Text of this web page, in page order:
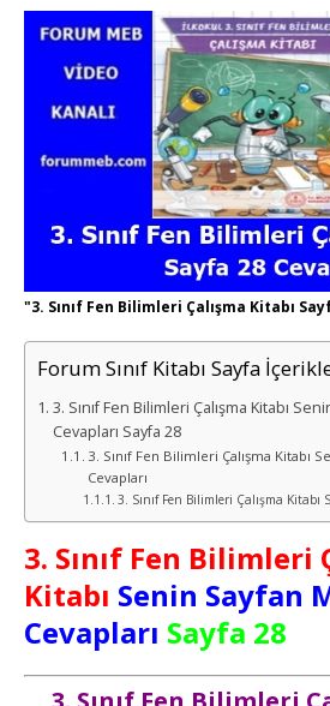
"3. Sınıf Fen Bilimleri Çalışma Kitabı
Forum Sınıf Kitabı Sayfa
3. Sınıf Fen Bilimleri Çalışma Kitabı
Cevapları Sayfa 28
3. Sınıf Fen Bilimleri Çalışma Kitabı
Cevapları
3. Sınıf Fen Bilimleri Çalışma Kitabı
3. Sınıf Fen Bilimleri
Kitabı Senin Sayfan
Cevapları Sayfa 28